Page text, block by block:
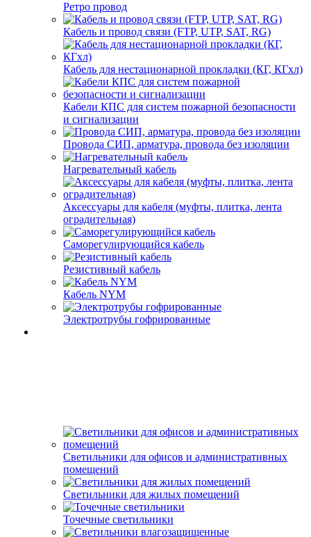
Ретро провод
Кабель и провод связи (FTP, UTP, SAT, RG)
Кабель для нестационарной прокладки (КГ, КГхл)
Кабели КПС для систем пожарной безопасности
и сигнализации
Провода СИП, арматура, провода без изоляции
Нагревательный кабель
Аксессуары для кабеля (муфты, плитка, лента
оградительная)
Саморегулирующийся кабель
Резистивный кабель
Кабель NYM
Электротрубы гофрированные
Светильники для офисов и административных
помещений
Светильники для жилых помещений
Точечные светильники